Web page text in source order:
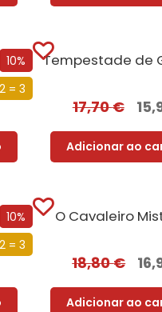
10%
2 = 3
17,70€
Adicionar ao
10%
2 = 3
O Cavaleiro
18,80€
Adicionar ao